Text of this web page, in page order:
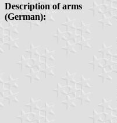
Description of arms
(German):